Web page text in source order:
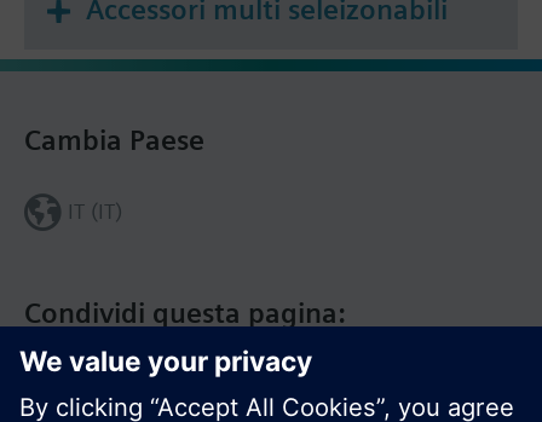
Accessori multi seleizonabili
Condividi questa pagina:
Cambia Paese
IT (IT)